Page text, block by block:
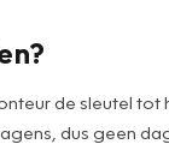
de sleutel
dus geen